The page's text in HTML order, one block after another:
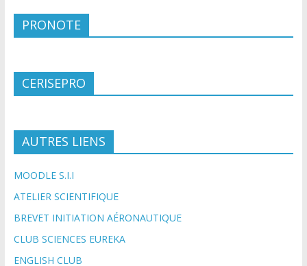
PRONOTE
CERISEPRO
AUTRES LIENS
MOODLE S.I.I
ATELIER SCIENTIFIQUE
BREVET INITIATION AÉRONAUTIQUE
CLUB SCIENCES EUREKA
ENGLISH CLUB